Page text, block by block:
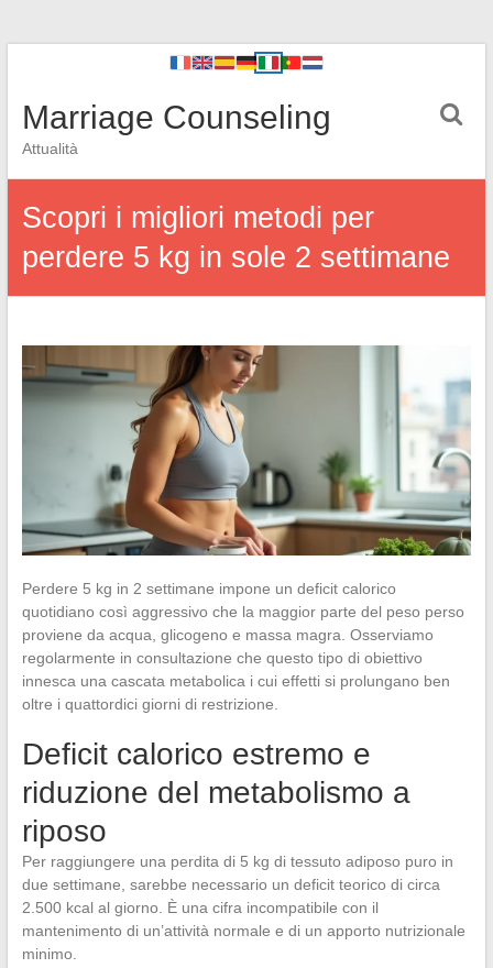
Marriage Counseling
Attualità
Scopri i migliori metodi per
perdere 5 kg in sole 2 settimane
Perdere 5 kg in 2 settimane impone un deficit calorico
quotidiano così aggressivo che la maggior parte del peso perso
proviene da acqua, glicogeno e massa magra. Osserviamo
regolarmente in consultazione che questo tipo di obiettivo
innesca una cascata metabolica i cui effetti si prolungano ben
oltre i quattordici giorni di restrizione.
Deficit calorico estremo e
riduzione del metabolismo a
riposo
Per raggiungere una perdita di 5 kg di tessuto adiposo puro in
due settimane, sarebbe necessario un deficit teorico di circa
2.500 kcal al giorno. È una cifra incompatibile con il
mantenimento di un’attività normale e di un apporto nutrizionale
minimo.